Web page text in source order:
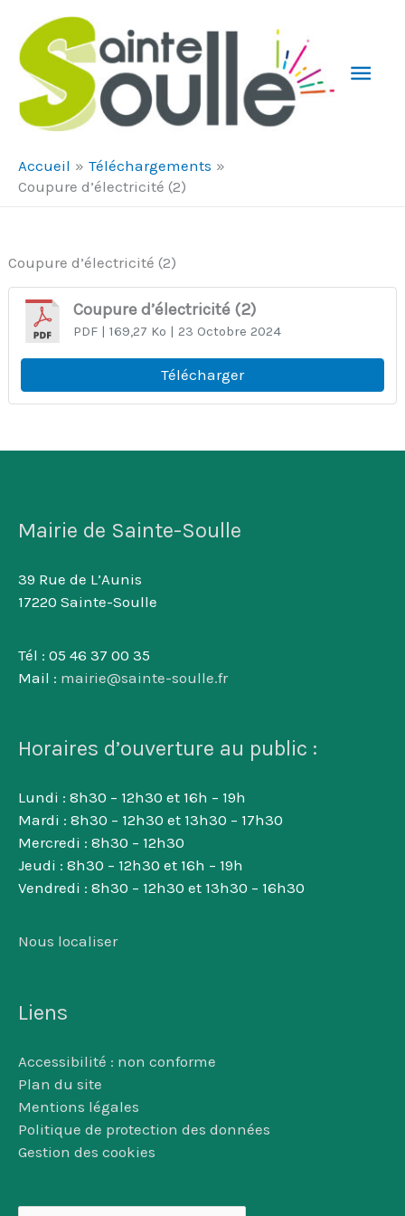
Accueil
Téléchargements
Coupure d’électricité (2)
Coupure d’électricité (2)
Coupure d’électricité (2)
PDF| 169,27 Ko | 23 Octobre 2024
Télécharger
Mairie de Sainte-Soulle
39 Rue de L’Aunis
17220 Sainte-Soulle
Tél : 05 46 37 00 35
Mail : mairie@sainte-soulle.fr
Horaires d’ouverture au public :
Lundi : 8h30 – 12h30 et 16h – 19h
Mardi : 8h30 – 12h30 et 13h30 – 17h30
Mercredi : 8h30 – 12h30
Jeudi : 8h30 – 12h30 et 16h – 19h
Vendredi : 8h30 – 12h30 et 13h30 – 16h30
Nous localiser
Liens
Accessibilité : non conforme
Plan du site
Mentions légales
Politique de protection des données
Gestion des cookies